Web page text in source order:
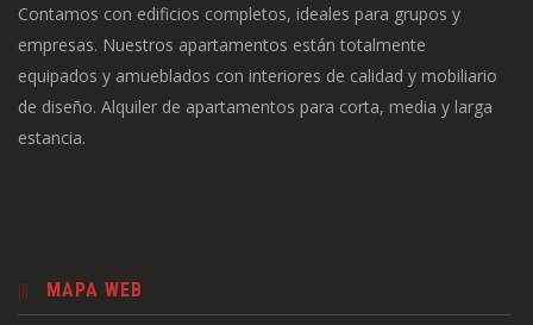
Contamos con edificios completos, ideales para grupos y
empresas. Nuestros apartamentos están totalmente
equipados y amueblados con interiores de calidad y mobiliario
de diseño. Alquiler de apartamentos para corta, media y larga
estancia.
MAPA WEB